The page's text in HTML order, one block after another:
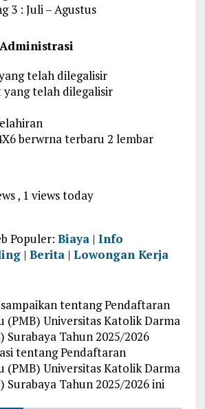
3 : Juli – Agustus
telah dilegalisir
yang telah dilegalisir
berwrna terbaru 2 lembar
, 1 views today
Populer:Biaya |Info
|Berita |Lowongan Kerja
tentang Pendaftaran
(PMB) Universitas Katolik Darma
Surabaya Tahun 2025/2026
tentang Pendaftaran
(PMB) Universitas Katolik Darma
Surabaya Tahun 2025/2026 ini